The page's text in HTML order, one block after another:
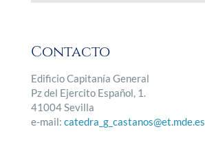
Contacto
Edificio Capitanía General
Pz del Ejercito Español, 1.
41004 Sevilla
e-mail: catedra_g_castanos@et.mde.es